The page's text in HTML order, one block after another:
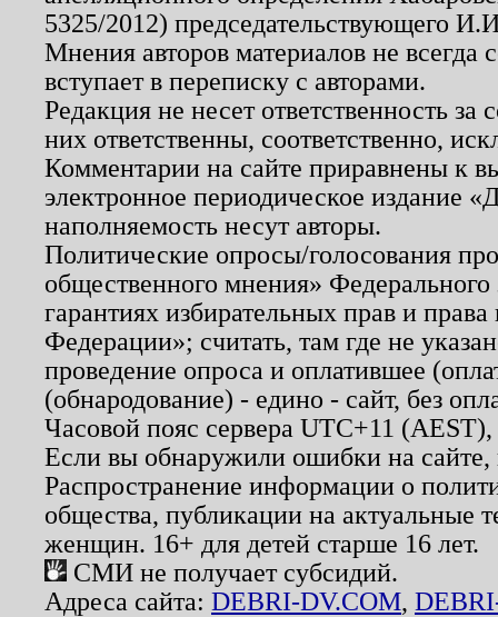
5325/2012) председательствующего
Мнения авторов материалов не
вступает в переписку с авторами.
Редакция не несет ответственность
них ответственны, соответственно,
Комментарии на сайте приравнены к
электронное периодическое издание
наполняемость несут авторы.
Политические опросы/голосования
общественного мнения»
гарантиях избирательных прав и
Федерации»; считать, там где не
проведение опроса и оплатившее
(обнародование) - едино - сайт, без
Часовой пояс сервера UTC+11
Если вы обнаружили ошибки на
Распространение информации о
общества, публикации на актуальные
женщин. 16+ для детей старше 16 лет.
СМИ не получает субсидий.
Адреса сайта: DEBRI-DV.COM,